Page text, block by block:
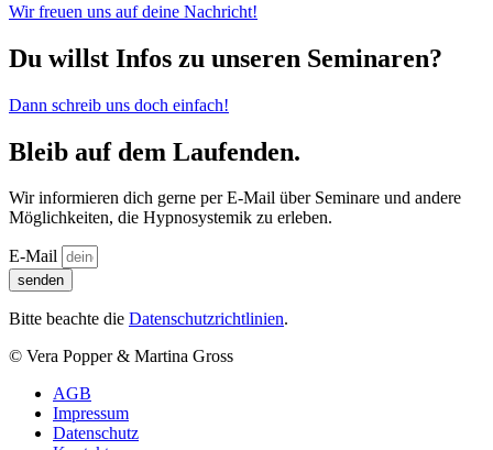
Wir freuen uns auf deine Nachricht!
Du willst Infos zu unseren Seminaren?
Dann schreib uns doch einfach!
Bleib auf dem Laufenden.
Wir informieren dich gerne per E-Mail über Seminare und andere
Möglichkeiten, die Hypnosystemik zu erleben.
E-Mail
senden
Bitte beachte die Datenschutzrichtlinien.
© Vera Popper & Martina Gross
AGB
Impressum
Datenschutz